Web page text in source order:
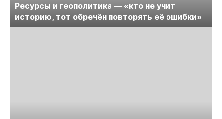
Ресурсы и геополитика — «кто не учит
историю, тот обречён повторять её ошибки»